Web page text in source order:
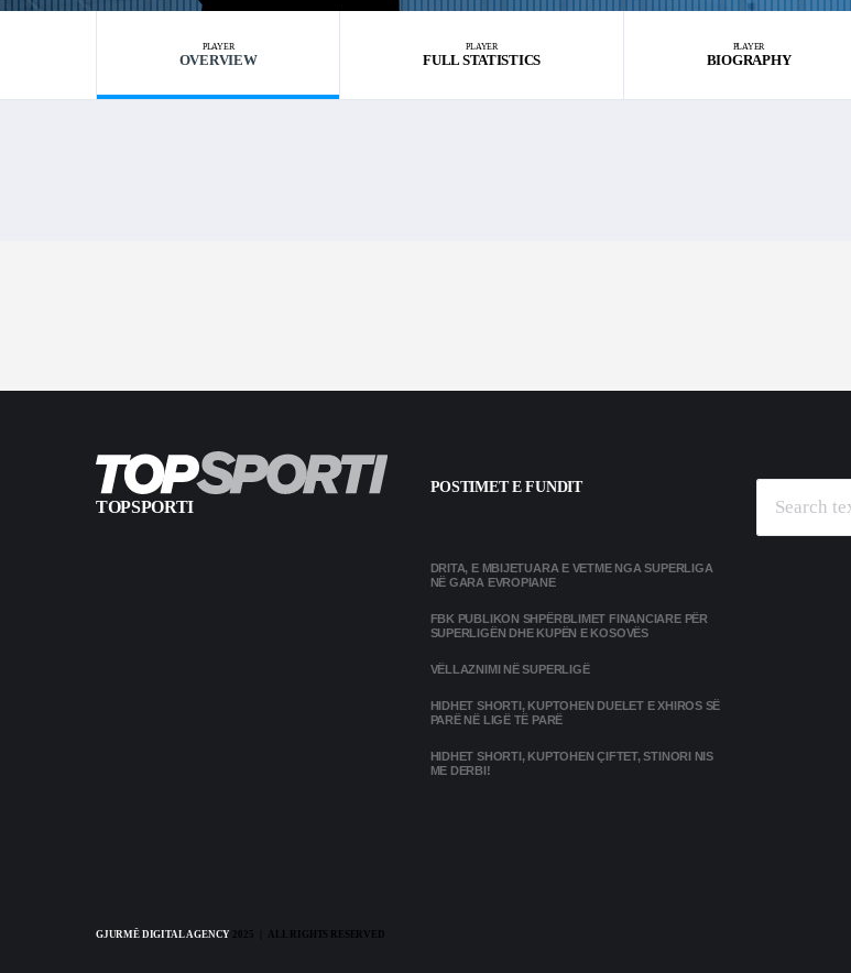
PLAYER
OVERVIEW
PLAYER
FULL STATISTICS
PLAYER
BIOGRAPHY
TOPSPORTI
POSTIMET E FUNDIT
DRITA, E MBIJETUARA E VETME NGA SUPERLIGA
NË GARA EVROPIANE
FBK PUBLIKON SHPËRBLIMET FINANCIARE PËR
SUPERLIGËN DHE KUPËN E KOSOVËS
VËLLAZNIMI NË SUPERLIGË
HIDHET SHORTI, KUPTOHEN DUELET E XHIROS SË
PARË NË LIGË TË PARË
HIDHET SHORTI, KUPTOHEN ÇIFTET, STINORI NIS
ME DERBI!
GJURMË DIGITAL AGENCY 2025 | ALL RIGHTS RESERVED